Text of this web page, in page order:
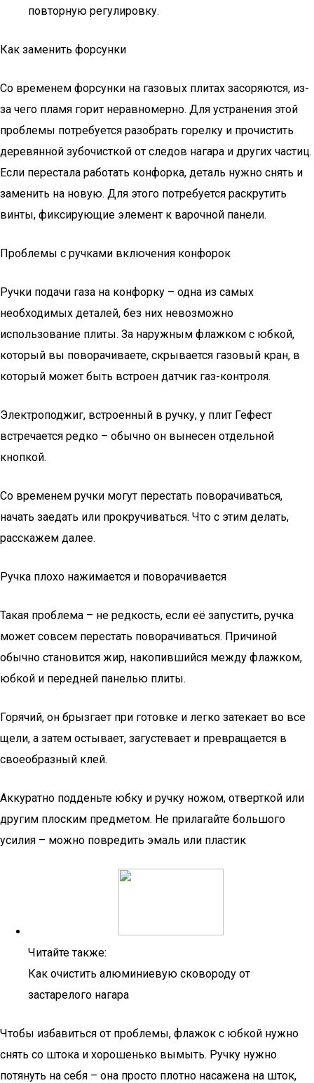
повторную регулировку.
Как заменить форсунки
Со временем форсунки на газовых плитах засоряются, из-
за чего пламя горит неравномерно. Для устранения этой
проблемы потребуется разобрать горелку и прочистить
деревянной зубочисткой от следов нагара и других частиц.
Если перестала работать конфорка, деталь нужно снять и
заменить на новую. Для этого потребуется раскрутить
винты, фиксирующие элемент к варочной панели.
Проблемы с ручками включения конфорок
Ручки подачи газа на конфорку – одна из самых
необходимых деталей, без них невозможно
использование плиты. За наружным флажком с юбкой,
который вы поворачиваете, скрывается газовый кран, в
который может быть встроен датчик газ-контроля.
Электроподжиг, встроенный в ручку, у плит Гефест
встречается редко – обычно он вынесен отдельной
кнопкой.
Со временем ручки могут перестать поворачиваться,
начать заедать или прокручиваться. Что с этим делать,
расскажем далее.
Ручка плохо нажимается и поворачивается
Такая проблема – не редкость, если её запустить, ручка
может совсем перестать поворачиваться. Причиной
обычно становится жир, накопившийся между флажком,
юбкой и передней панелью плиты.
Горячий, он брызгает при готовке и легко затекает во все
щели, а затем остывает, загустевает и превращается в
своеобразный клей.
Аккуратно подденьте юбку и ручку ножом, отверткой или
другим плоским предметом. Не прилагайте большого
усилия – можно повредить эмаль или пластик
Читайте также:
Как очистить алюминиевую сковороду от
застарелого нагара
Чтобы избавиться от проблемы, флажок с юбкой нужно
снять со штока и хорошенько вымыть. Ручку нужно
потянуть на себя – она просто плотно насажена на шток,